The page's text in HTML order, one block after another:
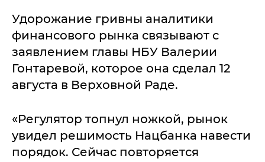
Удорожание гривны аналитики
финансового рынка связывают с
заявлением главы НБУ Валерии
Гонтаревой, которое она сделал 12
августа в Верховной Раде.
«Регулятор топнул ножкой, рынок
увидел решимость Нацбанка навести
порядок. Сейчас повторяется